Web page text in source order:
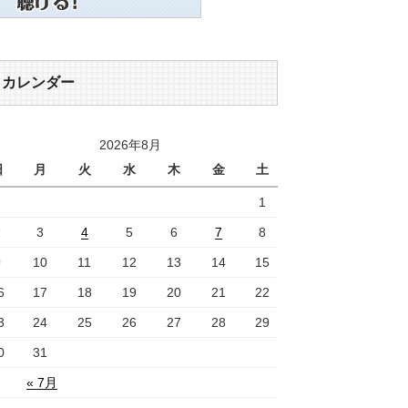
カレンダー
2026年8月
月 火 水 木 金 土
« 7月
1
3 4 5 6 7 8
10 11 12 13 14 15
17 18 19 20 21 22
24 25 26 27 28 29
31